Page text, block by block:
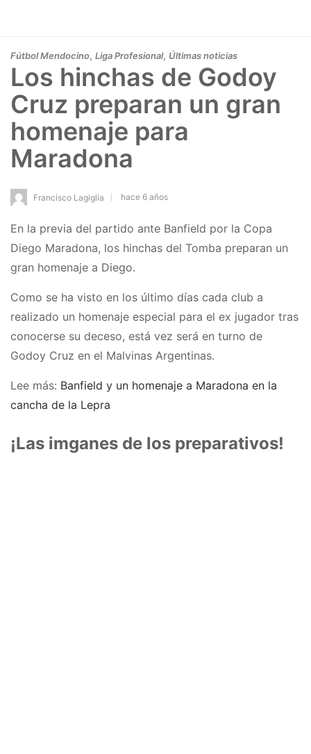
Fútbol Mendocino, Liga Profesional, Últimas noticias
Los hinchas de Godoy
Cruz preparan un gran
homenaje para
Maradona
Francisco Lagiglia hace 6 años
En la previa del partido ante Banfield por la Copa
Diego Maradona, los hinchas del Tomba preparan un
gran homenaje a Diego.
Como se ha visto en los último días cada club a
realizado un homenaje especial para el ex jugador tras
conocerse su deceso, está vez será en turno de
Godoy Cruz en el Malvinas Argentinas.
Lee más: Banfield y un homenaje a Maradona en la
cancha de la Lepra
¡Las imganes de los preparativos!